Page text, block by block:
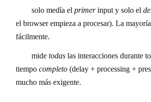
solo medía el primerinput y solo el
el browser empieza a procesar). La
fácilmente.
mide todas las interacciones durante
tiempo completo (delay + processing +
mucho más exigente.